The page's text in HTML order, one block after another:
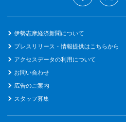
伊勢志摩経済新聞について
プレスリリース・情報提供はこちらから
アクセスデータの利用について
お問い合わせ
広告のご案内
スタッフ募集